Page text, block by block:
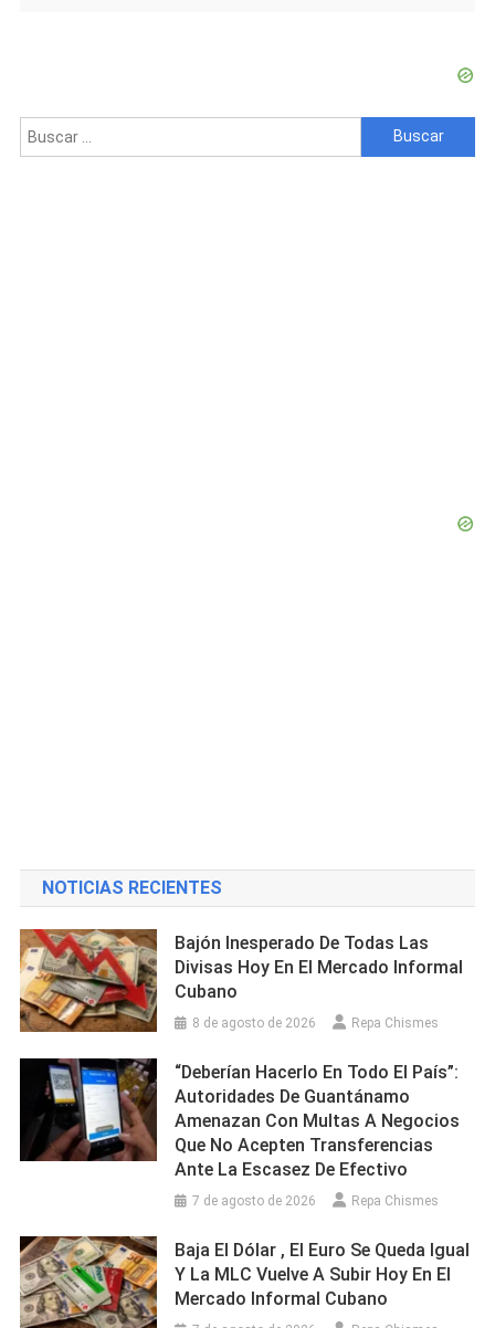
Buscar:
NOTICIAS RECIENTES
Bajón Inesperado De Todas Las
Divisas Hoy En El Mercado Informal
Cubano
8 de agosto de 2026 Repa Chismes
“Deberían Hacerlo En Todo El País”:
Autoridades De Guantánamo
Amenazan Con Multas A Negocios
Que No Acepten Transferencias
Ante La Escasez De Efectivo
7 de agosto de 2026 Repa Chismes
Baja El Dólar , El Euro Se Queda Igual
Y La MLC Vuelve A Subir Hoy En El
Mercado Informal Cubano